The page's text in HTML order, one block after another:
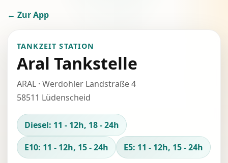
← Zur App
TANKZEIT STATION
Aral Tankstelle
ARAL · Werdohler Landstraße 4
58511 Lüdenscheid
Diesel: 11 - 12h, 18 - 24h
E10: 11 - 12h, 15 - 24h
E5: 11 - 12h, 15 - 24h